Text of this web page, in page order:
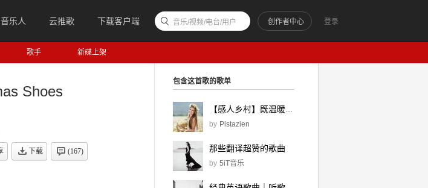
音乐人 云推歌 下载客户端 登录
创作者中心
音乐/视频/电台/用户
歌手 新碟上架